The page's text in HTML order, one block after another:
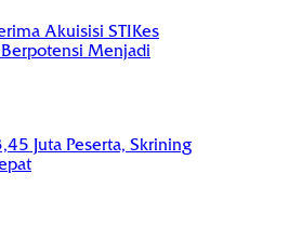
Akuisisi STIKes
Menjadi
Juta Peserta, Skrining